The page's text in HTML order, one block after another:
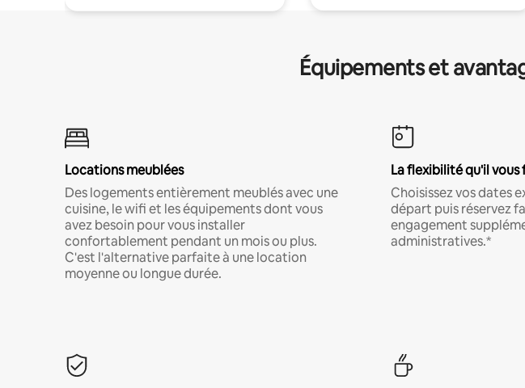
Équipements et
Locations meublées
Des logements entièrement meublés avec une
cuisine, le wifi et les équipements dont vous
avez besoin pour vous installer
confortablement pendant un mois ou plus.
C'est l'alternative parfaite à une location
moyenne ou longue durée.
La flexibilité qu'il vous
Choisissez vos dates
départ puis réservez
engagement
administratives.*